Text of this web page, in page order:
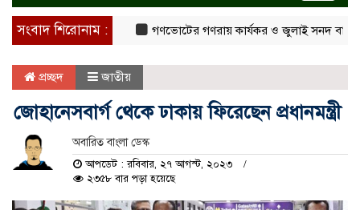
সংবাদ শিরোনাম :
গণভোটের গণরায় কার্যকর ও জুলাই সনদ বাস্তবায়নের
প্রচ্ছদ জাতীয়
জোহানেসবার্গ থেকে ঢাকায় ফিরেছেন প্রধানমন্ত্রী
অবারিত বাংলা ডেস্ক
আপডেট : রবিবার, ২৭ আগস্ট, ২০২৩
২৩৫৮ বার পড়া হয়েছে